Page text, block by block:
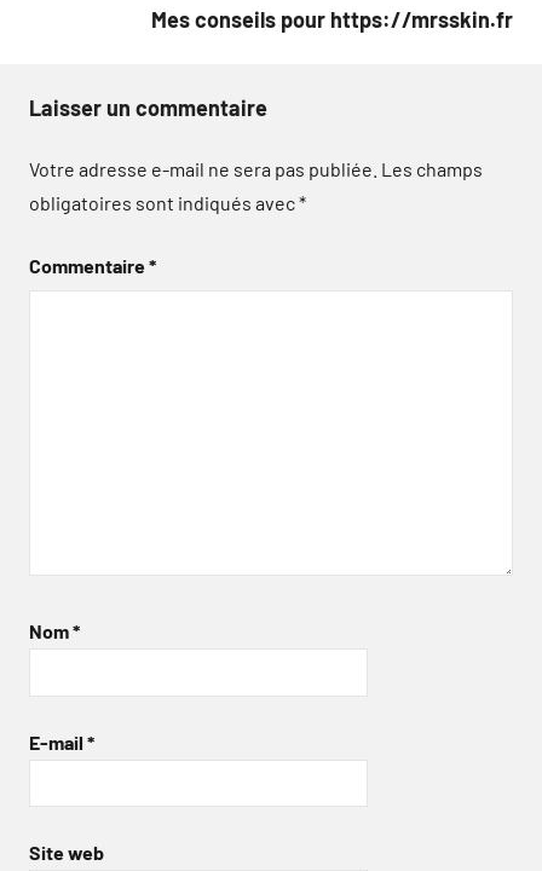
Mes conseils pour https://mrsskin.fr
Laisser un commentaire
Votre adresse e-mail ne sera pas publiée. Les champs
obligatoires sont indiqués avec*
Commentaire*
Nom*
E-mail *
Site web